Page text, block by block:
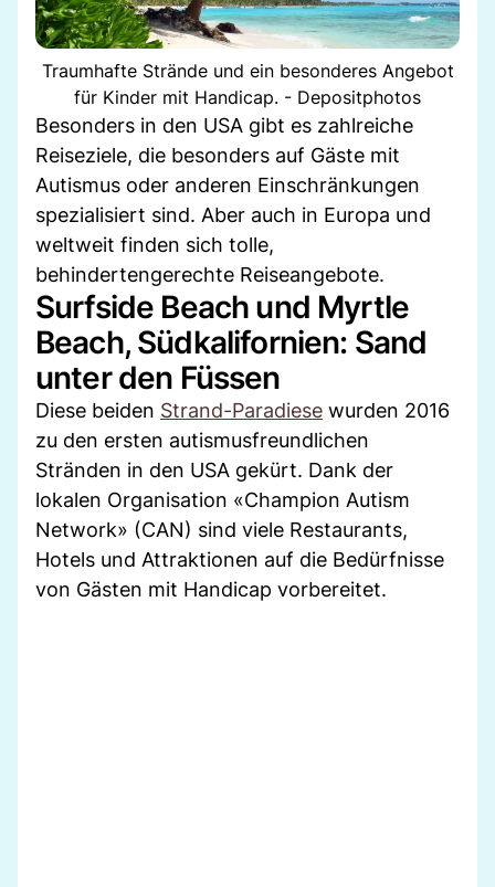
Traumhafte Strände und ein besonderes Angebot
für Kinder mit Handicap. - Depositphotos
Besonders in den USA gibt es zahlreiche
Reiseziele, die besonders auf Gäste mit
Autismus oder anderen Einschränkungen
spezialisiert sind. Aber auch in Europa und
weltweit finden sich tolle,
behindertengerechte Reiseangebote.
Surfside Beach und Myrtle
Beach, Südkalifornien: Sand
unter den Füssen
Diese beiden Strand-Paradiese wurden 2016
zu den ersten autismusfreundlichen
Stränden in den USA gekürt. Dank der
lokalen Organisation «Champion Autism
Network» (CAN) sind viele Restaurants,
Hotels und Attraktionen auf die Bedürfnisse
von Gästen mit Handicap vorbereitet.